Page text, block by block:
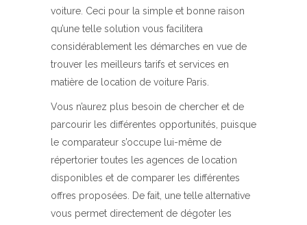
voiture. Ceci pour la simple et bonne raison
qu’une telle solution vous facilitera
considérablement les démarches en vue de
trouver les meilleurs tarifs et services en
matière de location de voiture Paris.
Vous n’aurez plus besoin de chercher et de
parcourir les différentes opportunités, puisque
le comparateur s’occupe lui-même de
répertorier toutes les agences de location
disponibles et de comparer les différentes
offres proposées. De fait, une telle alternative
vous permet directement de dégoter les